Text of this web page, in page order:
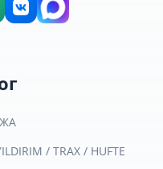
/ TRAX / HUFTE